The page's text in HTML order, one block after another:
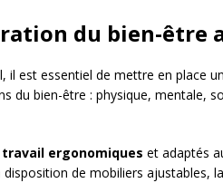
du bien-être
il est essentiel de mettre en place
du bien-être : physique, mentale,
ergonomiques et adaptés
de mobiliers ajustables,